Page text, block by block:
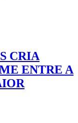
CRIA
ENTRE A